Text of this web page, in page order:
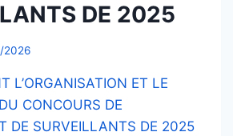
DE 2025
2026
L’ORGANISATION ET LE
CONCOURS DE
DE SURVEILLANTS DE 2025